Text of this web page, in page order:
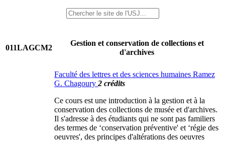
011LAGCM2
Gestion et conservation de collections et
d'archives
Faculté des lettres et des sciences humaines Ramez
G. Chagoury 2 crédits
Ce cours est une introduction à la gestion et à la
conservation des collections de musée et d'archives.
Il s'adresse à des étudiants qui ne sont pas familiers
des termes de ‘conservation préventive' et ‘régie des
oeuvres', des principes d'altérations des oeuvres